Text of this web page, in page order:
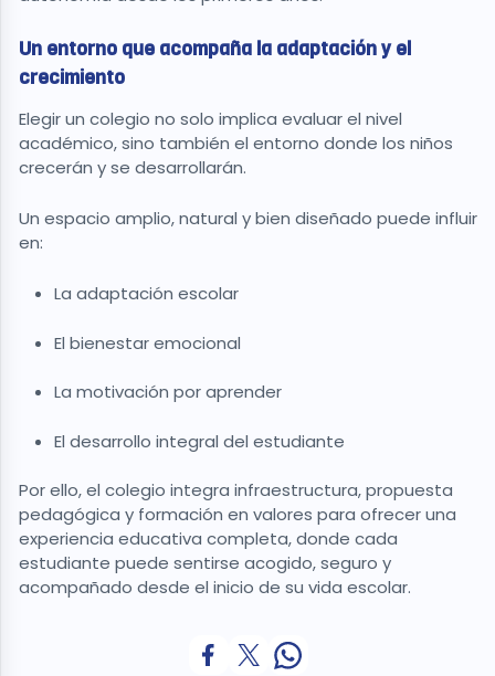
Un entorno que acompaña la adaptación y el
crecimiento
Elegir un colegio no solo implica evaluar el nivel
académico, sino también el entorno donde los niños
crecerán y se desarrollarán.
Un espacio amplio, natural y bien diseñado puede influir
en:
La adaptación escolar
El bienestar emocional
La motivación por aprender
El desarrollo integral del estudiante
Por ello, el colegio integra infraestructura, propuesta
pedagógica y formación en valores para ofrecer una
experiencia educativa completa, donde cada
estudiante puede sentirse acogido, seguro y
acompañado desde el inicio de su vida escolar.